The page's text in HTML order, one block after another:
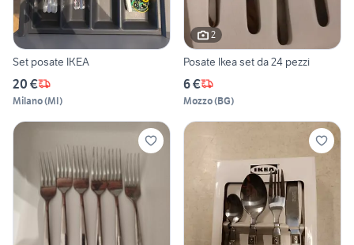
Set posate IKEA
20 €
Milano(MI)
2
Posate Ikea set da 24 pezzi
6 €
Mozzo(BG)